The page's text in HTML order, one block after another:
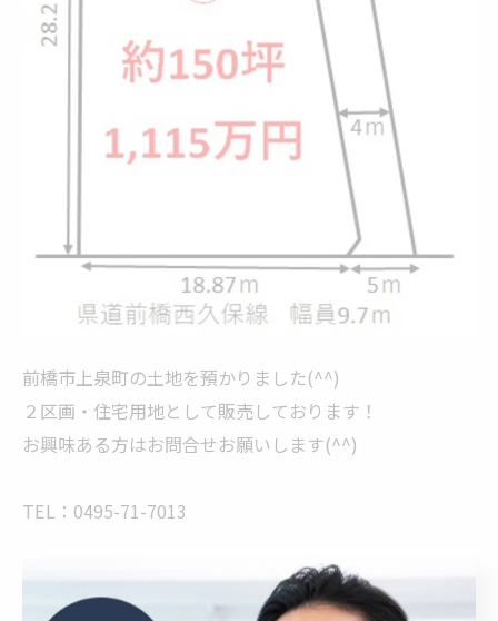
前橋市上泉町の土地を預かりました(^^)
２区画・住宅用地として販売しております！
お興味ある方はお問合せお願いします(^^)
TEL：0495-71-7013
--------------------------------------------------------------------